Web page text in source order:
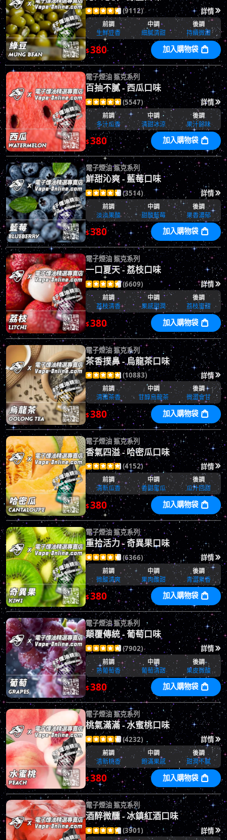
     (9112) 詳情 
前調 中調
後調
生鮮豆香
細膩清甜 持續微甜
$380 加入購物袋 
電子煙油 鯊克系列
百抽不膩 - 西瓜口味
     (5547) 詳情 
前調 中調
後調
多汁瓜香
清甜冰涼 果汁餘味
$380 加入購物袋 
電子煙油 鯊克系列
鮮甜沁爽 - 藍莓口味
     (3514) 詳情 
前調 中調
後調
淡淡果酸
甜酸藍莓 果香濃郁
$380 加入購物袋 
電子煙油 鯊克系列
一口夏天 - 荔枝口味
     (6609) 詳情 
前調 中調
後調
荔枝清香
果感甜潤 荔枝蜜甜
$380 加入購物袋 
電子煙油 鯊克系列
茶香撲鼻 - 烏龍茶口味
     (10883) 詳情 
前調 中調
後調
清雅茶香
甘醇烏龍茶 微澀會甘
$380 加入購物袋 
電子煙油 鯊克系列
香氣四溢 - 哈密瓜口味
     (4152) 詳情 
前調 中調
後調
清新瓜香
香甜蜜瓜 瓜汁回甜
$380 加入購物袋 
電子煙油 鯊克系列
重拾活力 - 奇異果口味
     (6366) 詳情 
前調 中調
後調
微酸清爽
果肉酸甜 青澀果香
$380 加入購物袋 
電子煙油 鯊克系列
顛覆傳統 - 葡萄口味
     (7902) 詳情 
前調 中調
後調
熟葡萄香
葡萄清甜 果皮微酸
$380 加入購物袋 
電子煙油 鯊克系列
桃氣滿滿 - 水蜜桃口味
     (4232) 詳情 
前調 中調
後調
清新桃香
飽滿果感 甜潤不膩
$380 加入購物袋 
電子煙油 鯊克系列
酒醉微醺 - 冰鎮紅酒口味
     (3901) 詳情 